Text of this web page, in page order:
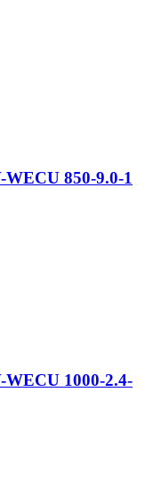
850-9.0-1
WECU 1000-2.4-